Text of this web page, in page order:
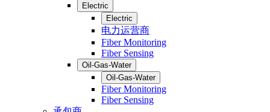
Electric
Electric
电力运营商
Fiber Monitoring
Fiber Sensing
Oil-Gas-Water
Oil-Gas-Water
Fiber Monitoring
Fiber Sensing